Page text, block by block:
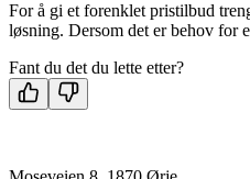
For å gi et forenklet pristilbud
løsning. Dersom det er behov for
Fant du det du lette etter?